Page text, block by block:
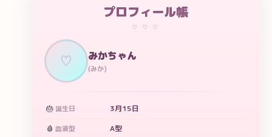
プロフィール帳
♡ ♡ ♡
♡ みかちゃん
(みか)
🎂 誕生日
3月15日
🩸 血液型
A型